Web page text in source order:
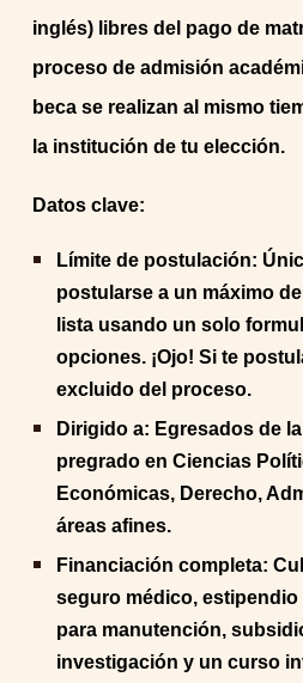
inglés) libres del pago de
proceso de admisión
beca se realizan al mismo
la institución de tu elección.
Datos clave:
Límite de postulación:
postularse a un máximo
lista usando un solo
opciones. ¡Ojo! Si te
excluido del proceso.
Dirigido a: Egresados de
pregrado en Ciencias
Económicas, Derecho,
áreas afines.
Financiación completa:
seguro médico,
para manutención,
investigación y un curso